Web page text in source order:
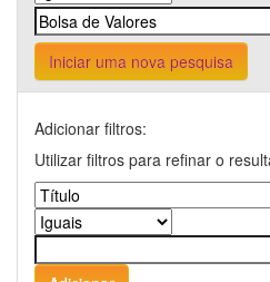
Iniciar uma nova pesquisa
Adicionar filtros:
Utilizar filtros para refinar o